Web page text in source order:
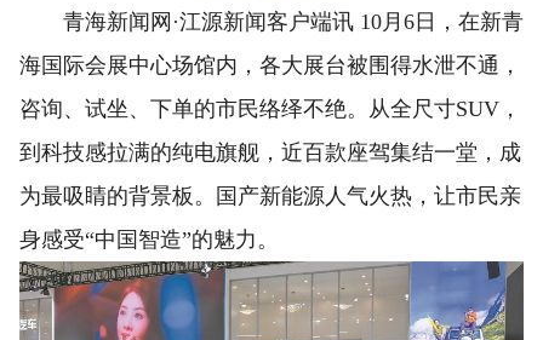
青海新闻网·江源新闻客户端讯 10月6日，在新青
海国际会展中心场馆内，各大展台被围得水泄不通，
咨询、试坐、下单的市民络绎不绝。从全尺寸SUV，
到科技感拉满的纯电旗舰，近百款座驾集结一堂，成
为最吸睛的背景板。国产新能源人气火热，让市民亲
身感受“中国智造”的魅力。